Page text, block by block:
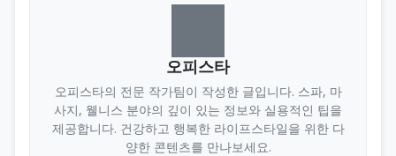
오피스타
오피스타의 전문 작가팀이 작성한 글입니다. 스파, 마
사지, 웰니스 분야의 깊이 있는 정보와 실용적인 팁을
제공합니다. 건강하고 행복한 라이프스타일을 위한 다
양한 콘텐츠를 만나보세요.